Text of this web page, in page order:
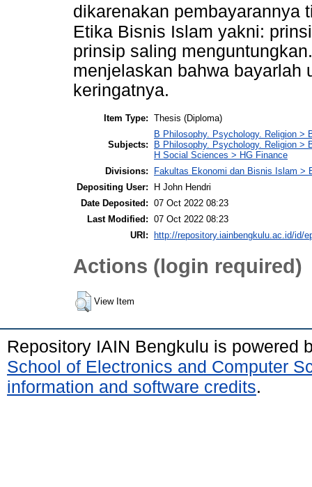
dikarenakan
Etika Bisnis Islam yakni:
prinsip saling
menjelaskan bahwa bayarlah
keringatnya.
Item Type: Thesis (Diploma)
Subjects:
B Philosophy. Psychology. Religion >
B Philosophy. Psychology. Religion >
H Social Sciences > HG Finance
Divisions:
Fakultas Ekonomi dan Bisnis Islam >
Depositing User:
H John Hendri
Date Deposited: 07 Oct 2022 08:23
Last Modified: 07 Oct 2022 08:23
URI:
http://repository.iainbengkulu.ac.id/id/
Actions (login required)
View Item
Repository IAIN Bengkulu is powered
School of Electronics and Computer
information and software credits.